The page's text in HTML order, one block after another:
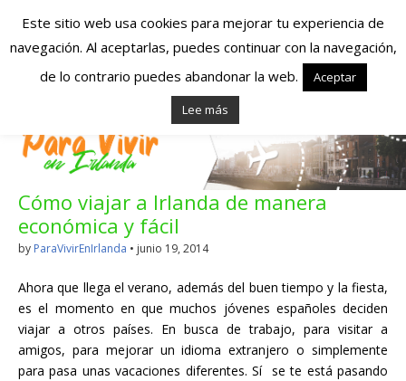
Españoles en
Irlanda – Vivir en
Irlanda – Trabajo
en Irlanda –
Alojamiento en
Irlanda
Blog dedicado a los que viven, estudian y trabajan en
Irlanda!
Cómo viajar a Irlanda de manera
económica y fácil
by ParaVivirEnIrlanda • junio 19, 2014
Ahora que llega el verano, además del buen tiempo y la fiesta,
es el momento en que muchos jóvenes españoles deciden
viajar a otros países. En busca de trabajo, para visitar a
amigos, para mejorar un idioma extranjero o simplemente
para pasa unas vacaciones diferentes. Sí se te está pasando
Este sitio web usa cookies para mejorar tu experiencia de
navegación. Al aceptarlas, puedes continuar con la navegación,
de lo contrario puedes abandonar la web.
Aceptar
Lee más